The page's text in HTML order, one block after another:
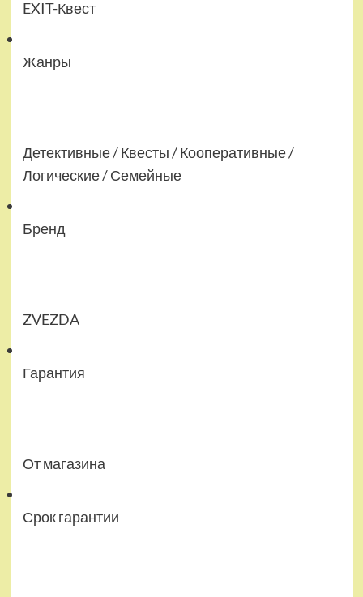
EXIT-Квест
Жанры
Детективные / Квесты / Кооперативные /
Логические / Семейные
Бренд
ZVEZDA
Гарантия
От магазина
Срок гарантии